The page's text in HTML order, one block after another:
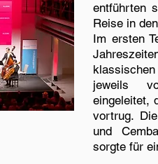
entführten
Reise in
Im ersten
jeweils
eingeleitet,
vortrug.
und
sorgte für